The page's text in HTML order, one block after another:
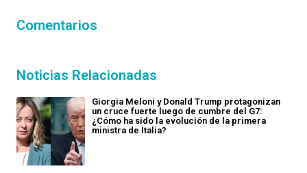
Comentarios
Noticias Relacionadas
Giorgia Meloni y Donald Trump protagonizan
un cruce fuerte luego de cumbre del G7:
¿Cómo ha sido la evolución de la primera
ministra de Italia?